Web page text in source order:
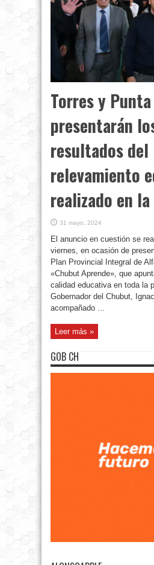
Torres y Punta
presentarán
resultados del
relevamiento
realizado en
31 mayo, 2024
El anuncio en cuestión se
viernes, en ocasión de
Plan Provincial Integral de
«Chubut Aprende», que
calidad educativa en toda la
Gobernador del Chubut,
acompañado ...
Leer más »
GOB CH